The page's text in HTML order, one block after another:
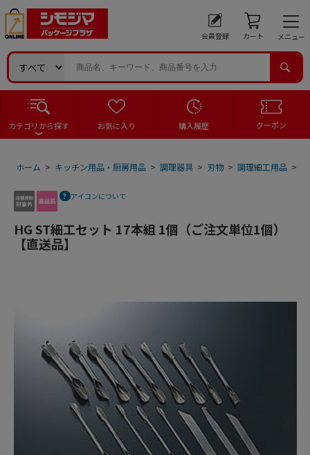
会員登録 カート メニュー
カテゴリから探す お気に入り 購入履歴 クーポン
ホーム > キッチン用品・厨房用品 > 調理器具 > 刃物 > 調理細工用品 >
アイコンについて
HG ST細工セット 17本組 1個（ご注文単位1個）
【直送品】